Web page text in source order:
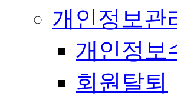
개인정보관
개인정보
회원탈퇴